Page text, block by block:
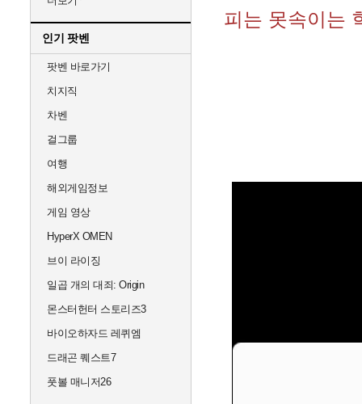
인기 팟벤
팟벤 바로가기
치지직
차벤
걸그룹
여행
해외게임정보
게임 영상
HyperX OMEN
브이 라이징
일곱 개의 대죄: Origin
몬스터헌터 스토리즈3
바이오하자드 레퀴엠
드래곤 퀘스트7
풋볼 매니저26
피는 못속이는